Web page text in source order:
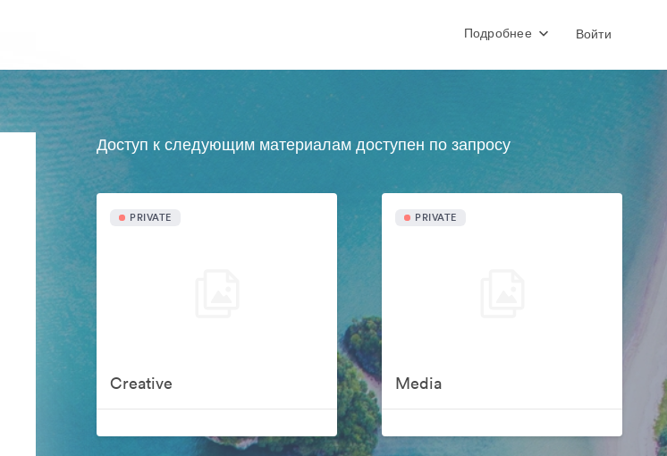
Подробнее Войти
Доступ к следующим материалам доступен по запросу
PRIVATE
Creative
PRIVATE
Media